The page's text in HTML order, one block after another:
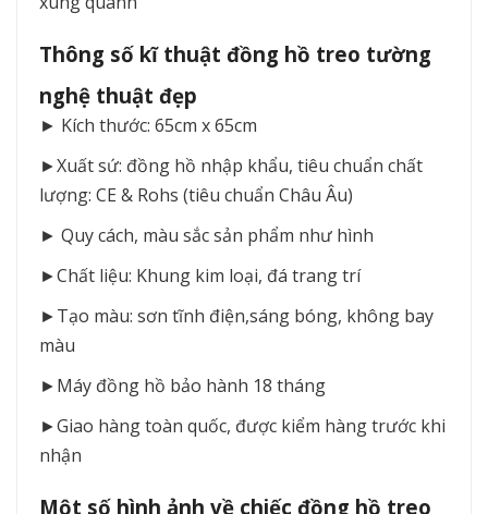
Thông số kĩ thuật đồng hồ treo tường
nghệ thuật đẹp
► Kích thước: 65cm x 65cm
►Xuất sứ: đồng hồ nhập khẩu, tiêu chuẩn chất
lượng: CE & Rohs (tiêu chuẩn Châu Âu)
► Quy cách, màu sắc sản phẩm như hình
►Chất liệu: Khung kim loại, đá trang trí
►Tạo màu: sơn tĩnh điện,sáng bóng, không bay
màu
►Máy đồng hồ bảo hành 18 tháng
►Giao hàng toàn quốc, được kiểm hàng trước khi
nhận
Một số hình ảnh về chiếc đồng hồ treo